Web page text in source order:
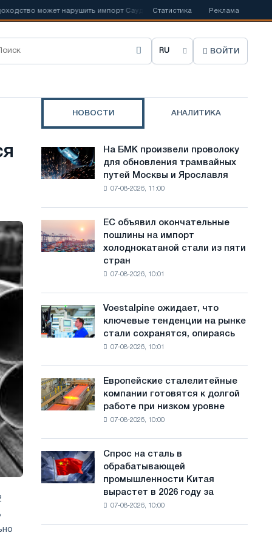
может нарушить импорт Саудовской стали Испанский
Статистика Реклама
В
б
т
ь
з
ы
й
ВОЙТИ
НОВОСТИ АНАЛИТИКА
На
БМК
произвели
трамвайных
путей
На БМК произвели проволоку
для обновления трамвайных
путей Москвы и Ярославля
07-08-2026, 11:00
объявил
окончательные
холоднокатаной
стали
из
ЕС объявил окончательные
пошлины на импорт
холоднокатаной стали из пяти
стран
07-08-2026, 10:01
Voestalpine
ожидает,
что
рынке
стали
на
диверсификацию
Voestalpine ожидает, что
ключевые тенденции на рынке
стали сохранятся, опираясь
07-08-2026, 10:01
Европейские
сталелитейные
компании
работе
при
Европейские сталелитейные
компании готовятся к долгой
работе при низком уровне
07-08-2026, 10:00
Спрос
на
сталь
обрабатывающей
Спрос на сталь в
обрабатывающей
промышленности Китая
вырастет в 2026 году за
07-08-2026, 10:00